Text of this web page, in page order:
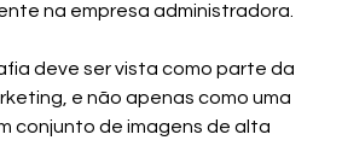
na empresa administradora.
deve ser vista como parte da
e não apenas como uma
conjunto de imagens de alta